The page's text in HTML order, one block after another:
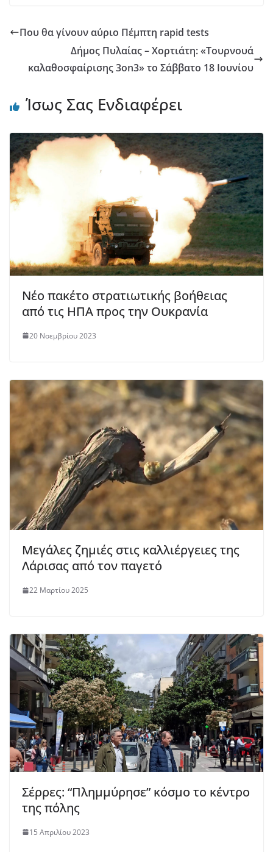
Που θα γίνουν αύριο Πέμπτη rapid tests
Δήμος Πυλαίας – Χορτιάτη: «Τουρνουά
καλαθοσφαίρισης 3on3» το Σάββατο 18 Ιουνίου
Ίσως Σας Ενδιαφέρει
Νέο πακέτο στρατιωτικής βοήθειας
από τις ΗΠΑ προς την Ουκρανία
20 Νοεμβρίου 2023
Μεγάλες ζημιές στις καλλιέργειες της
Λάρισας από τον παγετό
22 Μαρτίου 2025
Σέρρες: “Πλημμύρησε” κόσμο το κέντρο
της πόλης
15 Απριλίου 2023